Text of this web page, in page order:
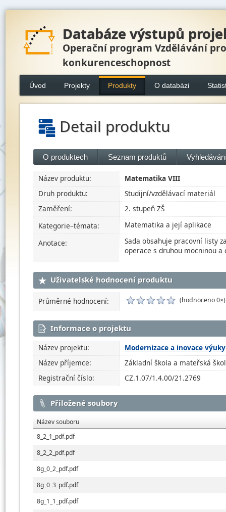
Databáze výstupů
Operační program Vzdělávání pro
konkurenceschopnost
Úvod Projekty Produkty O databázi
Detail produktu
O produktech Seznam produktů
Název produktu:
Matematika VIII
Druh produktu:
Studijní/vzdělávací materiál
Zaměření:
2. stupeň ZŠ
Kategorie–témata:
Matematika a její aplikace
Anotace:
Sada obsahuje pracovní listy
operace s druhou mocninou
Uživatelské hodnocení produktu
Průměrné hodnocení: (hodnoceno 0×)
Informace o projektu
Název projektu:
Modernizace a inovace výuky
Název příjemce:
Základní škola a mateřská
Registrační číslo:
CZ.1.07/1.4.00/21.2769
Přiložené soubory
Název souboru
8_2_1_pdf.pdf
8_2_2_pdf.pdf
8g_0_2_pdf.pdf
8g_0_3_pdf.pdf
8g_1_1_pdf.pdf